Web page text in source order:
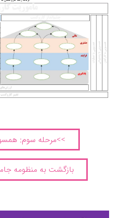
>>مرحله سوم:
بازگشت به منظومه